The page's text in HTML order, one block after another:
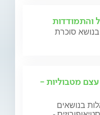
סוכרת
עצם מטבוליות -
בנושאים